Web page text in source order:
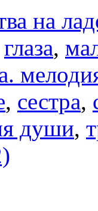
на
глаза,
, сестра,
души,